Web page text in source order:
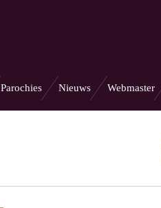
Parochies Nieuws Webmaster